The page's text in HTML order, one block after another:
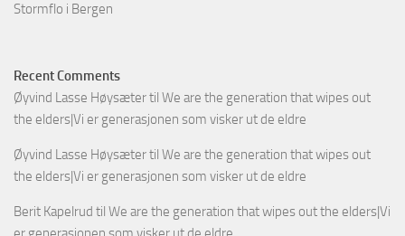
Stormflo i Bergen
Recent Comments
Øyvind Lasse Høysætertil We are the generation that wipes out
the elders|Vi er generasjonen som visker ut de eldre
Øyvind Lasse Høysætertil We are the generation that wipes out
the elders|Vi er generasjonen som visker ut de eldre
Berit Kapelrud til We are the generation that wipes out the elders|Vi